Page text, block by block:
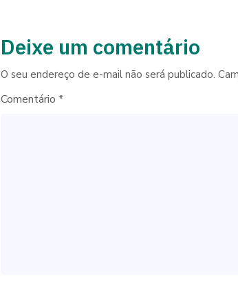
Deixe um comentário
O seu endereço de e-mail não será publicado.
Comentário *